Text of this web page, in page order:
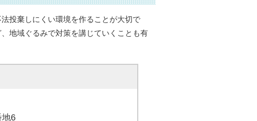
投棄しにくい環境を作ることが大切で
地域ぐるみで対策を講じていくことも有
6